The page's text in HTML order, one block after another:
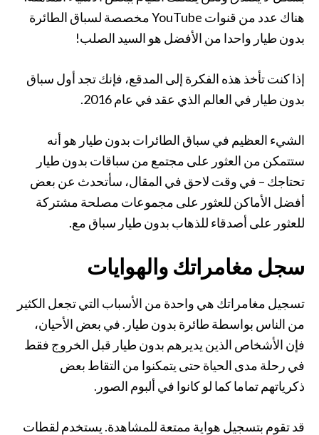
هناك عدد من قنوات YouTube مخصصة لسباق الطائرة
بدون طيار واحدا من الأفضل هو السيد الصلب!
إذا كنت تأخذ هذه الفكرة إلى المدقع، فإنك تجد أول سباق
بدون طيار في العالم الذي عقد في عام 2016.
الشيء العظيم في سباق الطائرات بدون طيار هو أنه
ستتمكن من العثور على مجتمع من سباقات بدون طيار
تحتاجك – في وقت لاحق في المقال، سأتحدث عن بعض
أفضل الأماكن للعثور على مجموعات مصلحة مشتركة
للعثور على أصدقاء للذهاب بدون طيار سباق مع.
سجل مغامراتك والهوايات
تسجيل مغامراتك هي واحدة من الأسباب التي تجعل الكثير
من الناس بواسطة طائرة بدون طيار. في بعض الأحيان،
فإن الأشخاص الذين يديرهم بدون طيار قبل الخروج فقط
في رحلة مدى الحياة حتى يتمكنوا من التقاط بعض
ذكرياتهم تماما كما لو كانوا في ألبوم الصور.
قد تقوم بتسجيل هواية ممتعة للمشاهدة. يستخدم لقطات